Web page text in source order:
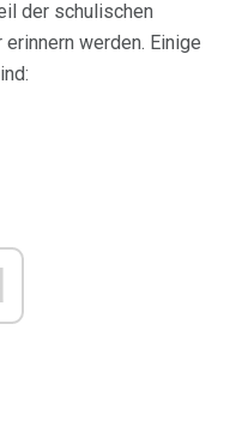
der schulischen
erinnern werden. Einige